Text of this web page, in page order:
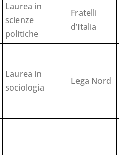
Laurea in
scienze
politiche
Fratelli
d’Italia
Laurea in
sociologia
Lega Nord